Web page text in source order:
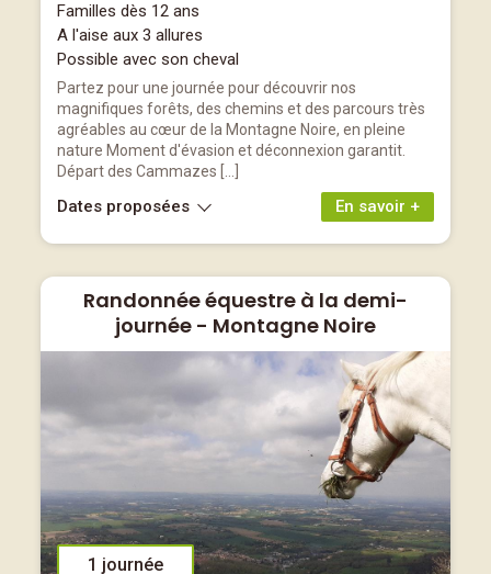
Familles dès 12 ans
A l'aise aux 3 allures
Possible avec son cheval
Partez pour une journée pour découvrir nos
magnifiques forêts, des chemins et des parcours très
agréables au cœur de la Montagne Noire, en pleine
nature Moment d'évasion et déconnexion garantit.
Départ des Cammazes […]
En savoir +
Dates proposées
Randonnée équestre à la demi-
journée - Montagne Noire
1 journée